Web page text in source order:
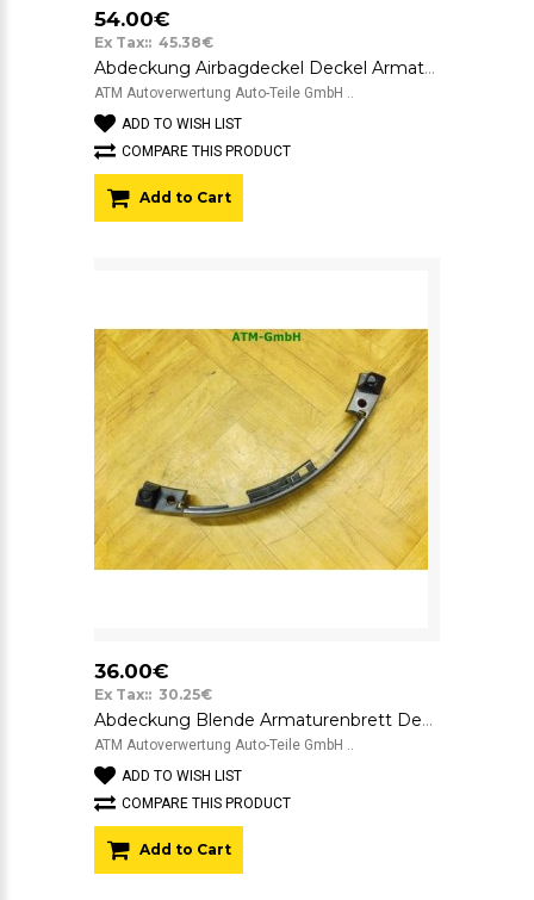
54.00€
Ex Tax:: 45.38€
Abdeckung Airbagdeckel Deckel Armaturenbrett VW New Beetle 1C0880343
ATM Autoverwertung Auto-Teile GmbH ..
ADD TO WISH LIST
COMPARE THIS PRODUCT
Add to Cart
36.00€
Ex Tax:: 30.25€
Abdeckung Blende Armaturenbrett Dekorleiste VW Käfer Beetle 5C1 5C1858079A
ATM Autoverwertung Auto-Teile GmbH ..
ADD TO WISH LIST
COMPARE THIS PRODUCT
Add to Cart